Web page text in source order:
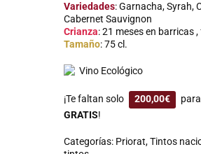
Variedades: Garnacha, Syrah,
Cabernet Sauvignon
Crianza: 21 meses en barricas
Tamaño: 75 cl.
Vino Ecológico
¡Te faltan solo 200,00€
GRATIS!
Categorías: Priorat,Tintos